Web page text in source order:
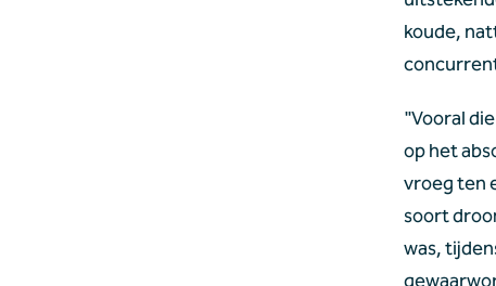
koude,
"Vooral
op het
vroeg ten
soort
was,